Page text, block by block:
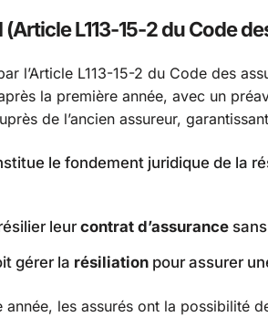
L113-15-2 du Code
l’Article L113-15-2 du Code des
la première année, avec un
de l’ancien assureur,
le fondement juridique de la
leurcontrat d’assurance
gérer la résiliation pour assurer
année, les assurés ont la possibilité